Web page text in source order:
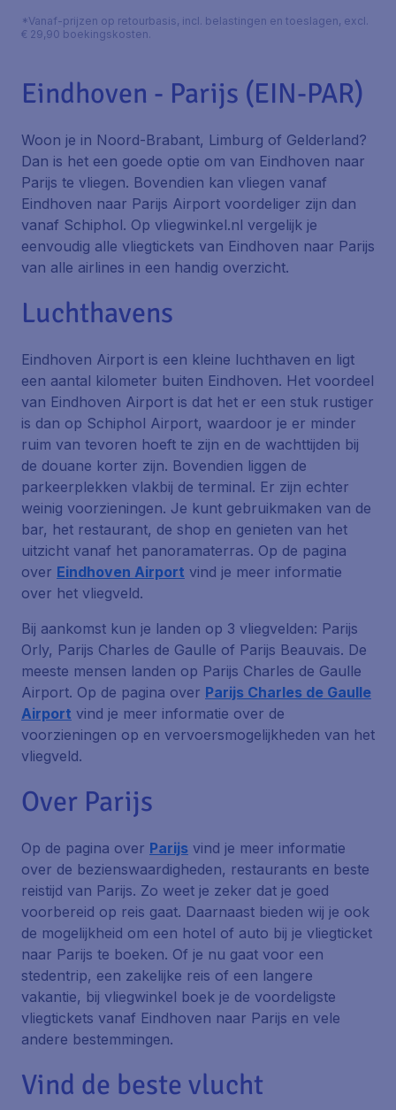
*Vanaf-prijzen op retourbasis, incl. belastingen en toeslagen, excl.
€ 29,90 boekingskosten.
Eindhoven - Parijs (EIN-PAR)
Woon je in Noord-Brabant, Limburg of Gelderland?
Dan is het een goede optie om van Eindhoven naar
Parijs te vliegen. Bovendien kan vliegen vanaf
Eindhoven naar Parijs Airport voordeliger zijn dan
vanaf Schiphol. Op vliegwinkel.nl vergelijk je
eenvoudig alle vliegtickets van Eindhoven naar Parijs
van alle airlines in een handig overzicht.
Luchthavens
Eindhoven Airport is een kleine luchthaven en ligt
een aantal kilometer buiten Eindhoven. Het voordeel
van Eindhoven Airport is dat het er een stuk rustiger
is dan op Schiphol Airport, waardoor je er minder
ruim van tevoren hoeft te zijn en de wachttijden bij
de douane korter zijn. Bovendien liggen de
parkeerplekken vlakbij de terminal. Er zijn echter
weinig voorzieningen. Je kunt gebruikmaken van de
bar, het restaurant, de shop en genieten van het
uitzicht vanaf het panoramaterras. Op de pagina
over Eindhoven Airport vind je meer informatie
over het vliegveld.
Bij aankomst kun je landen op 3 vliegvelden: Parijs
Orly, Parijs Charles de Gaulle of Parijs Beauvais. De
meeste mensen landen op Parijs Charles de Gaulle
Airport. Op de pagina over Parijs Charles de Gaulle
Airport vind je meer informatie over de
voorzieningen op en vervoersmogelijkheden van het
vliegveld.
Over Parijs
Op de pagina over Parijs vind je meer informatie
over de bezienswaardigheden, restaurants en beste
reistijd van Parijs. Zo weet je zeker dat je goed
voorbereid op reis gaat. Daarnaast bieden wij je ook
de mogelijkheid om een hotel of auto bij je vliegticket
naar Parijs te boeken. Of je nu gaat voor een
stedentrip, een zakelijke reis of een langere
vakantie, bij vliegwinkel boek je de voordeligste
vliegtickets vanaf Eindhoven naar Parijs en vele
andere bestemmingen.
Vind de beste vlucht